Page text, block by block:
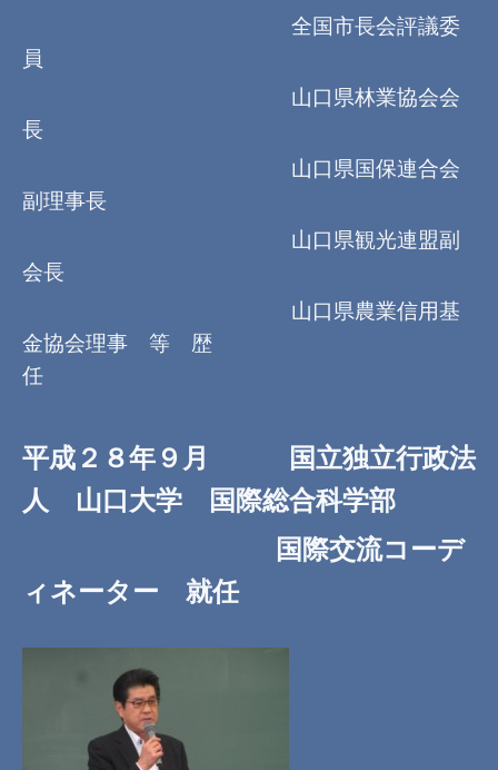
全国市長会評議委
員
山口県林業協会会
長
山口県国保連合会
副理事長
山口県観光連盟副
会長
山口県農業信用基
金協会理事 等 歴
任
平成２８年９月 国立独立行政法
人 山口大学 国際総合科学部
国際交流コーデ
ィネーター 就任